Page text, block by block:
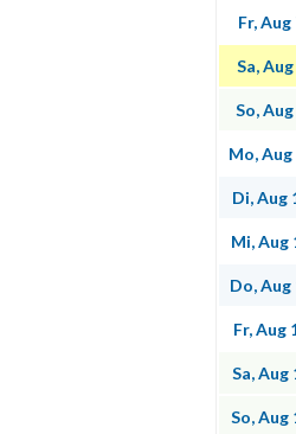
Fr, Aug
Sa,
So,
Mo, Aug
Di, Aug
Mi, Aug
Do, Aug
Fr, Aug
Sa, Aug
So, Aug